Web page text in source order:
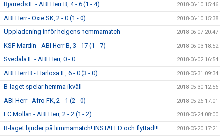
Bjärreds IF - ABI Herr B, 4 - 6 (1 - 4) 2018-06-10 15:46
ABI Herr - Oxie SK, 2 - 0 (1 - 0) 2018-06-10 15:38
Uppladdning inför helgens hemmamatch 2018-06-07 20:47
KSF Mardin - ABI Herr B, 3 - 17 (1 - 7) 2018-06-03 18:52
Svedala IF - ABI Herr, 0 - 0 2018-06-02 16:54
ABI Herr B - Harlösa IF, 6 - 0 (3 - 0) 2018-05-31 09:34
B-laget spelar hemma ikväll 2018-05-30 12:56
ABI Herr - Afro FK, 2 - 1 (2 - 0) 2018-05-26 17:01
FC Möllan - ABI Herr, 2 - 2 (1 - 2) 2018-05-24 08:00
B-laget bjuder på himmamatch! INSTÄLLD och flyttad!!! 2018-05-20 17:21